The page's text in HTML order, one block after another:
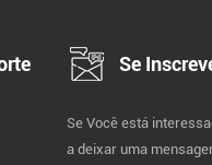
Se
Se Você está
a deixar uma